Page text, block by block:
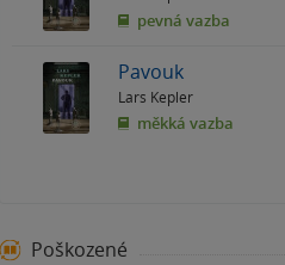
pevná vazba
Pavouk
Lars Kepler
měkká vazba
Poškozené